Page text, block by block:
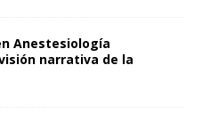
Anestesiología
narrativa de la